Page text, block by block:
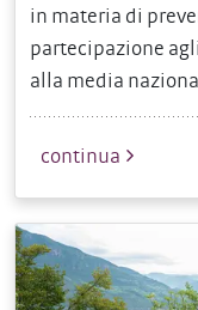
in materia di
partecipazione
alla media
continua